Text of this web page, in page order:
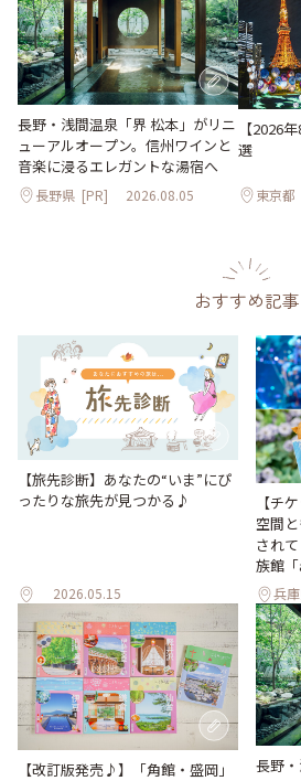
長野・浅間温泉「界 松本」がリニ
ューアルオープン。信州ワインと
音楽に浸るエレガントな湯宿へ
長野県 [PR] 2026.08.05
【2026
選
東京都
おすすめ記事
【旅先診断】あなたの“いま”にぴ
ったりな旅先が見つかる♪
2026.05.15
【チ
空間
され
族館
兵
【改訂版発売♪】「角館・盛岡」
長野